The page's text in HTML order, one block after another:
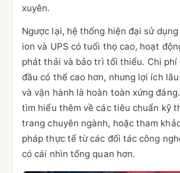
xuyên.
Ngược lại, hệ thống hiện đại sử
ion và UPS có tuổi thọ cao, hoạt
phát thải và bảo trì tối thiểu. Chi phí
đầu có thể cao hơn, nhưng lợi ích
và vận hành là hoàn toàn xứng
tìm hiểu thêm về các tiêu chuẩn kỹ
trang chuyên ngành, hoặc tham
pháp thực tế từ các đối tác công
có cái nhìn tổng quan hơn.